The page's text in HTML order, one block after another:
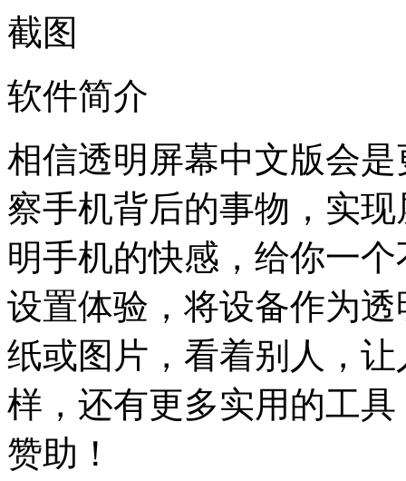
软件简介
相信透明屏幕中文版会
察手机背后的事物，实
明手机的快感，给你一
设置体验，将设备作为
纸或图片，看着别人，
样，还有更多实用的工
赞助！